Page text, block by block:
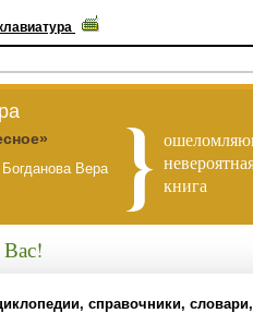
Богданова Вера
книга
справочники,